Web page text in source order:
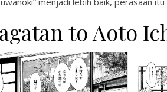
to Aoto